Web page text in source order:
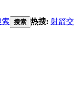
索 搜索 热搜: 射箭